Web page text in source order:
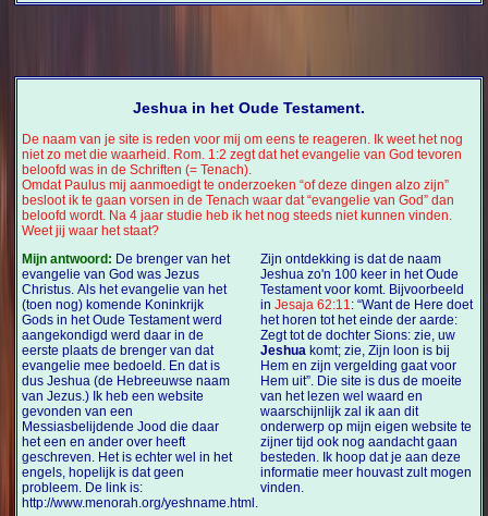
Jeshua in het Oude Testament.
De naam van je site is reden voor mij om eens te reageren. Ik weet het nog
niet zo met die waarheid. Rom. 1:2 zegt dat het evangelie van God tevoren
beloofd was in de Schriften (= Tenach).
Omdat Paulus mij aanmoedigt te onderzoeken “of deze dingen alzo zijn”
besloot ik te gaan vorsen in de Tenach waar dat “evangelie van God” dan
beloofd wordt. Na 4 jaar studie heb ik het nog steeds niet kunnen vinden.
Weet jij waar het staat?
Mijn antwoord: De brenger van het
evangelie van God was Jezus
Christus. Als het evangelie van het
(toen nog) komende Koninkrijk
Gods in het Oude Testament werd
aangekondigd werd daar in de
eerste plaats de brenger van dat
evangelie mee bedoeld. En dat is
dus Jeshua (de Hebreeuwse naam
van Jezus.) Ik heb een website
gevonden van een
Messiasbelijdende Jood die daar
het een en ander over heeft
geschreven. Het is echter wel in het
engels, hopelijk is dat geen
probleem. De link is:
http://www.menorah.org/yeshname.html.
Zijn ontdekking is dat de naam
Jeshua zo'n 100 keer in het Oude
Testament voor komt. Bijvoorbeeld
in Jesaja 62:11: “Want de Here doet
het horen tot het einde der aarde:
Zegt tot de dochter Sions: zie, uw
Jeshuakomt; zie, Zijn loon is bij
Hem en zijn vergelding gaat voor
Hem uit”. Die site is dus de moeite
van het lezen wel waard en
waarschijnlijk zal ik aan dit
onderwerp op mijn eigen website te
zijner tijd ook nog aandacht gaan
besteden. Ik hoop dat je aan deze
informatie meer houvast zult mogen
vinden.